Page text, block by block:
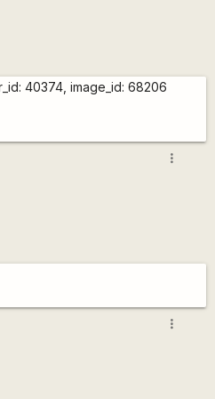
more_vert
more_vert